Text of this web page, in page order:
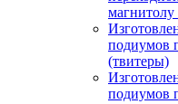
подиумов
(твитеры)
подиумов